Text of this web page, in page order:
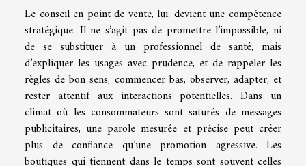
Le conseil en point de vente, lui, devient une compétence
stratégique. Il ne s’agit pas de promettre l’impossible, ni
de se substituer à un professionnel de santé, mais
d’expliquer les usages avec prudence, et de rappeler les
règles de bon sens, commencer bas, observer, adapter, et
rester attentif aux interactions potentielles. Dans un
climat où les consommateurs sont saturés de messages
publicitaires, une parole mesurée et précise peut créer
plus de confiance qu’une promotion agressive. Les
boutiques qui tiennent dans le temps sont souvent celles